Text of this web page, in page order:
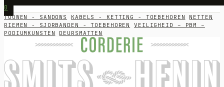
0
TOUWEN - SANDOWS KABELS - KETTING - TOEBEHOREN
NETTEN
RIEMEN - SJORBANDEN - TOEBEHOREN
VEILIGHEID – PBM –
PODIUMKUNSTEN
DEURSMATTEN